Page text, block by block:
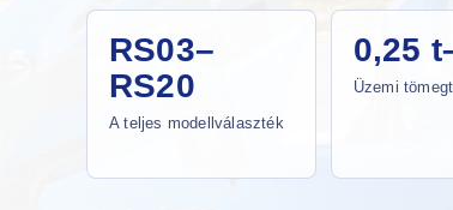
RS03–
RS20
A teljes modellválaszték
0,25
Üzemi